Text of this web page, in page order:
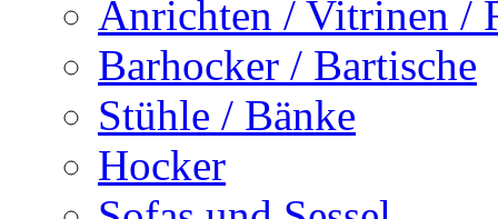
Anrichten / Vitrinen /
Barhocker / Bartische
Stühle / Bänke
Hocker